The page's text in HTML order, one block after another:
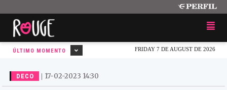
FRIDAY 7 DE AUGUST DE 2026
ÚLTIMO MOMENTO
DECO | 17-02-2023 14:30